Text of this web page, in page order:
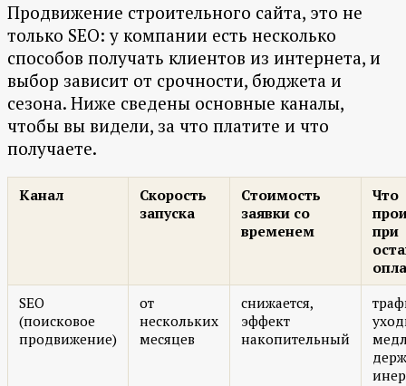
Продвижение строительного сайта, это не
только SEO: у компании есть несколько
способов получать клиентов из интернета, и
выбор зависит от срочности, бюджета и
сезона. Ниже сведены основные каналы,
чтобы вы видели, за что платите и что
получаете.
Канал
Скорость
запуска
Стоимость
заявки со
временем
Что
при
SEO
(поисковое
продвижение)
от
нескольких
месяцев
снижается,
эффект
накопительный